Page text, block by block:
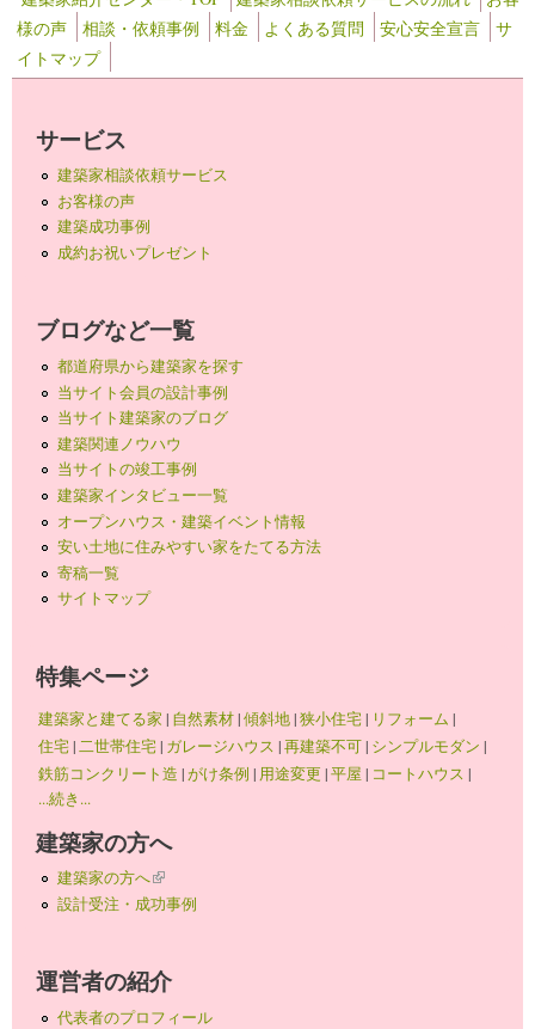
様の声
相談・依頼事例 料金 よくある質問 安心安全宣言
サ
イトマップ
サービス
建築家相談依頼サービス
お客様の声
建築成功事例
成約お祝いプレゼント
ブログなど一覧
都道府県から建築家を探す
当サイト会員の設計事例
当サイト建築家のブログ
建築関連ノウハウ
当サイトの竣工事例
建築家インタビュー一覧
オープンハウス・建築イベント情報
安い土地に住みやすい家をたてる方法
寄稿一覧
サイトマップ
特集ページ
建築家と建てる家 | 自然素材|傾斜地|狭小住宅| リフォーム |
住宅|二世帯住宅| ガレージハウス |再建築不可| シンプルモダン |
鉄筋コンクリート造 |がけ条例 | 用途変更 |平屋 | コートハウス |
...続き...
建築家の方へ
建築家の方へ(link is external)
設計受注・成功事例
運営者の紹介
代表者のプロフィール